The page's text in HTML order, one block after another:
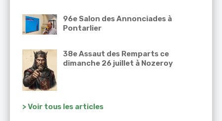
96e Salon des Annonciades à
Pontarlier
38e Assaut des Remparts ce
dimanche 26 juillet à Nozeroy
> Voir tous les articles